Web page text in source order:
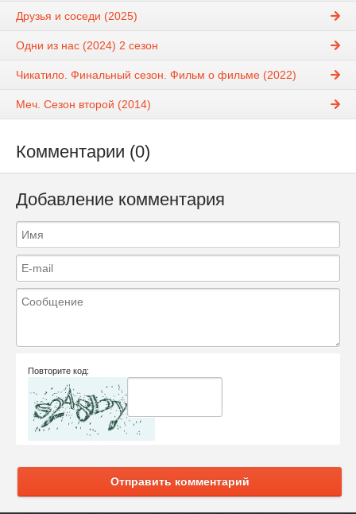
Друзья и соседи (2025)
Одни из нас (2024) 2 сезон
Чикатило. Финальный сезон. Фильм о фильме (2022)
Меч. Сезон второй (2014)
Комментарии (0)
Добавление комментария
Повторите код:
Отправить комментарий